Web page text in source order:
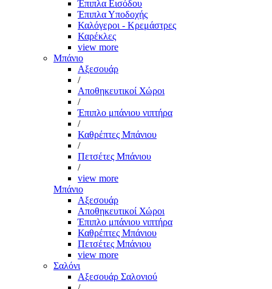
Έπιπλα Εισόδου
Έπιπλα Υποδοχής
Καλόγεροι - Κρεμάστρες
Καρέκλες
view more
Μπάνιο
Αξεσουάρ
/
Αποθηκευτικοί Χώροι
/
Έπιπλο μπάνιου νιπτήρα
/
Καθρέπτες Μπάνιου
/
Πετσέτες Μπάνιου
/
view more
Μπάνιο
Αξεσουάρ
Αποθηκευτικοί Χώροι
Έπιπλο μπάνιου νιπτήρα
Καθρέπτες Μπάνιου
Πετσέτες Μπάνιου
view more
Σαλόνι
Αξεσουάρ Σαλονιού